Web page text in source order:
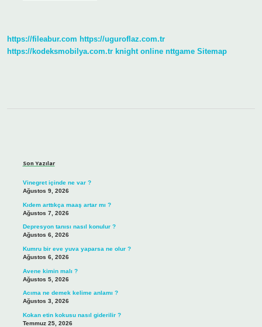
https://fileabur.com https://uguroflaz.com.tr
https://kodeksmobilya.com.tr knight online nttgame Sitemap
Son Yazılar
Vinegret içinde ne var ?
Ağustos 9, 2026
Kıdem arttıkça maaş artar mı ?
Ağustos 7, 2026
Depresyon tanısı nasıl konulur ?
Ağustos 6, 2026
Kumru bir eve yuva yaparsa ne olur ?
Ağustos 6, 2026
Avene kimin malı ?
Ağustos 5, 2026
Acıma ne demek kelime anlamı ?
Ağustos 3, 2026
Kokan etin kokusu nasıl giderilir ?
Temmuz 25, 2026